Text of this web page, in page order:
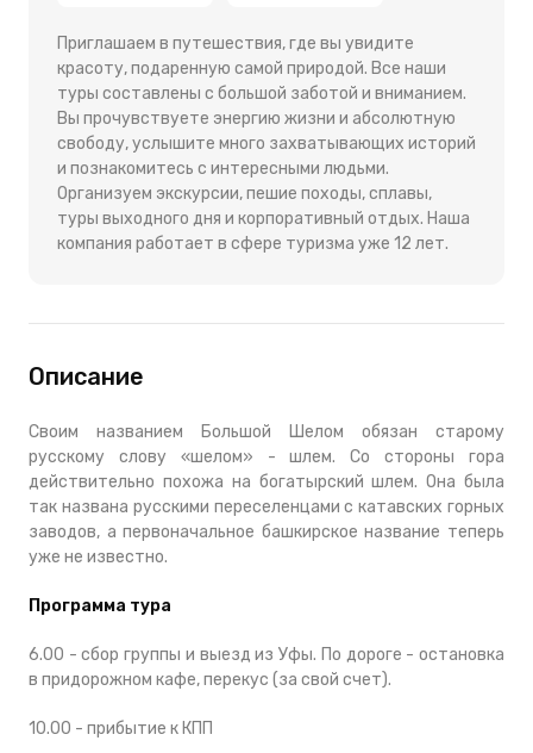
Приглашаем в путешествия, где вы увидите
красоту, подаренную самой природой. Все наши
туры составлены с большой заботой и вниманием.
Вы прочувствуете энергию жизни и абсолютную
свободу, услышите много захватывающих историй
и познакомитесь с интересными людьми.
Организуем экскурсии, пешие походы, сплавы,
туры выходного дня и корпоративный отдых. Наша
компания работает в сфере туризма уже 12 лет.
Описание
Своим названием Большой Шелом обязан старому
русскому слову «шелом» - шлем. Со стороны гора
действительно похожа на богатырский шлем. Она была
так названа русскими переселенцами с катавских горных
заводов, а первоначальное башкирское название теперь
уже не известно.
Программа тура
6.00 - сбор группы и выезд из Уфы. По дороге - остановка
в придорожном кафе, перекус (за свой счет).
10.00 - прибытие к КПП